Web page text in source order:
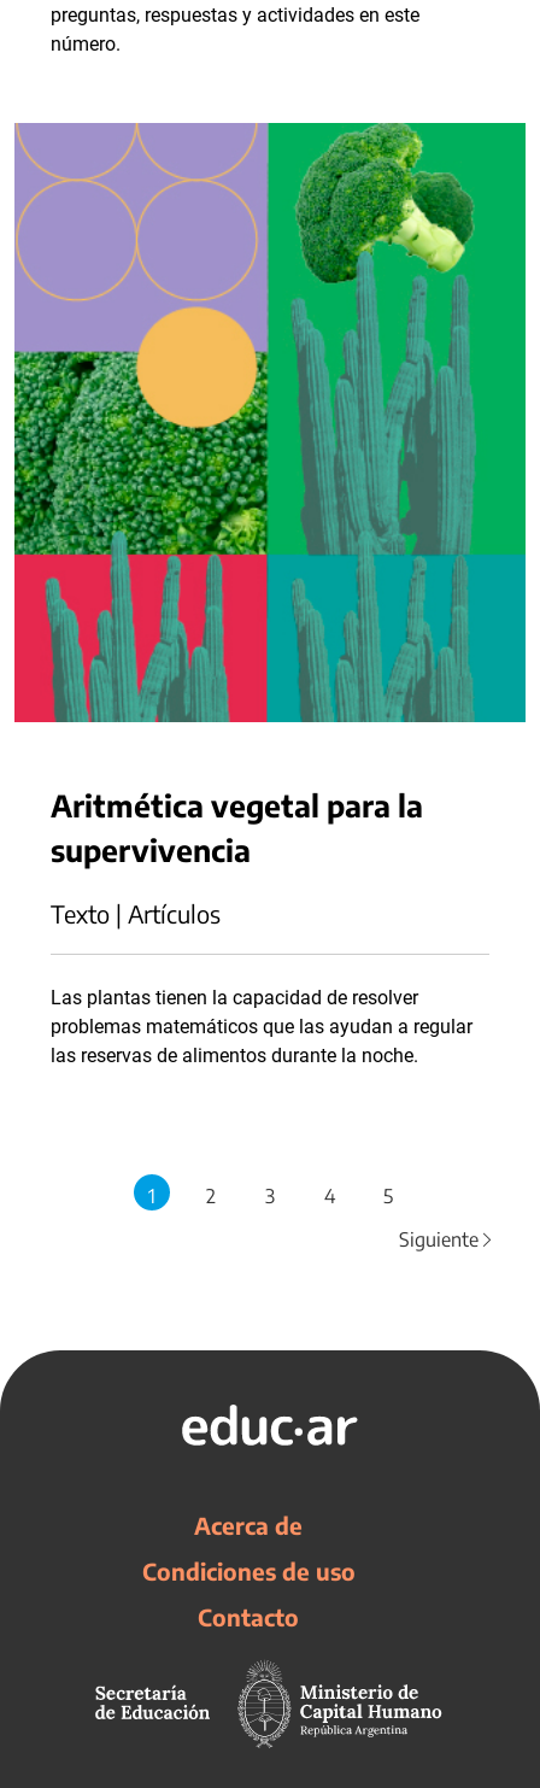
preguntas, respuestas y actividades en este
número.
Aritmética vegetal para la
supervivencia
Texto | Artículos
Las plantas tienen la capacidad de resolver
problemas matemáticos que las ayudan a regular
las reservas de alimentos durante la noche.
1 2 3 4
5
Siguiente
Acerca de
Condiciones de uso
Contacto